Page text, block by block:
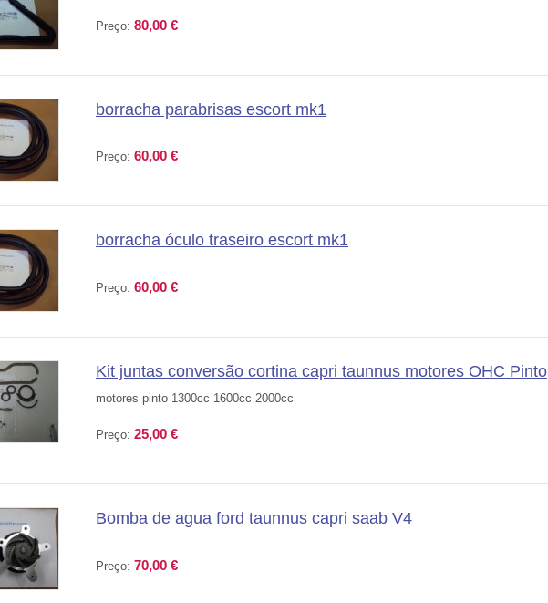
Preço: 80,00 €
borracha parabrisas escort mk1
Preço: 60,00 €
borracha óculo traseiro escort mk1
Preço: 60,00 €
Kit juntas conversão cortina capri taunnus motores OHC Pinto
motores pinto 1300cc 1600cc 2000cc
Preço: 25,00 €
Bomba de agua ford taunnus capri saab V4
Preço: 70,00 €